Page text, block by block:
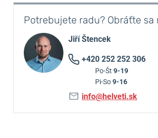
Potrebujete radu? Obráťte sa
Jiří Štencek
+420 252 252 306
Po-Št 9-19
Pi-So9-16
info@helveti.sk